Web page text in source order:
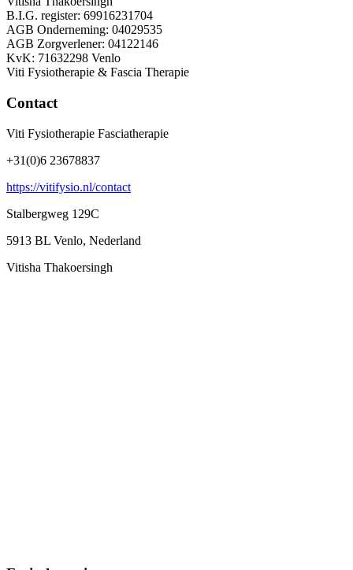
B.I.G. register: 69916231704
AGB Onderneming: 04029535
AGB Zorgverlener: 04122146
KvK: 71632298 Venlo
Viti Fysiotherapie & Fascia Therapie
Contact
Viti Fysiotherapie Fasciatherapie
+31(0)6 23678837
https://vitifysio.nl/contact
Stalbergweg 129C
5913 BL Venlo, Nederland
Vitisha Thakoersingh